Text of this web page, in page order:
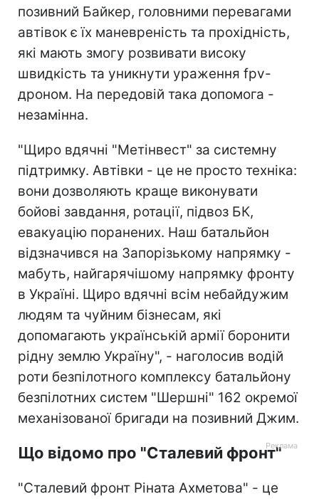
позивний Байкер, головними перевагами
автівок є їх маневреність та прохідність,
які мають змогу розвивати високу
швидкість та уникнути ураження fpv-
дроном. На передовій така допомога -
незамінна.
"Щиро вдячні "Метінвест" за системну
підтримку. Автівки - це не просто техніка:
вони дозволяють краще виконувати
бойові завдання, ротації, підвоз БК,
евакуацію поранених. Наш батальйон
відзначився на Запорізькому напрямку -
мабуть, найгарячішому напрямку фронту
в Україні. Щиро вдячні всім небайдужим
людям та чуйним бізнесам, які
допомагають українській армії боронити
рідну землю Україну", - наголосив водій
роти безпілотного комплексу батальйону
безпілотних систем "Шершні" 162 окремої
механізованої бригади на позивний Джим.
Що відомо про "Сталевий фронт"
"Сталевий фронт Ріната Ахметова" - це